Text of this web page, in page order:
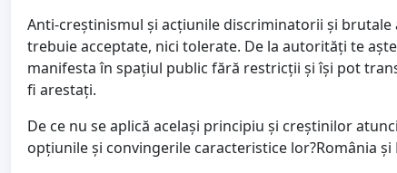
Anti-creștinismul și acțiunile discriminatorii și
trebuie acceptate, nici tolerate. De la autorități te
manifesta în spațiul public fără restricții și își pot
fi arestați.
De ce nu se aplică același principiu și creștinilor
opțiunile și convingerile caracteristice lor?România